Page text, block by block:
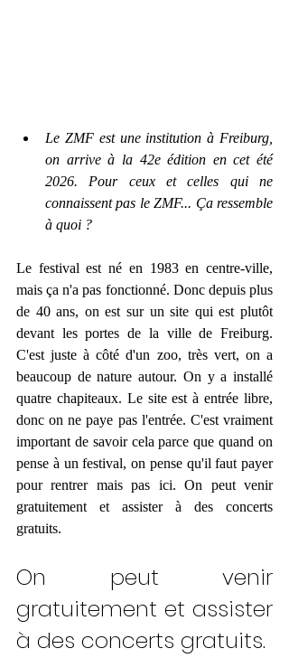
Le ZMF est une institution à Freiburg,
on arrive à la 42e édition en cet été
2026. Pour ceux et celles qui ne
connaissent pas le ZMF... Ça ressemble
à quoi ?
Le festival est né en 1983 en centre-ville,
mais ça n'a pas fonctionné. Donc depuis plus
de 40 ans, on est sur un site qui est plutôt
devant les portes de la ville de Freiburg.
C'est juste à côté d'un zoo, très vert, on a
beaucoup de nature autour. On y a installé
quatre chapiteaux. Le site est à entrée libre,
donc on ne paye pas l'entrée. C'est vraiment
important de savoir cela parce que quand on
pense à un festival, on pense qu'il faut payer
pour rentrer mais pas ici. On peut venir
gratuitement et assister à des concerts
gratuits.
On peut venir
gratuitement et assister